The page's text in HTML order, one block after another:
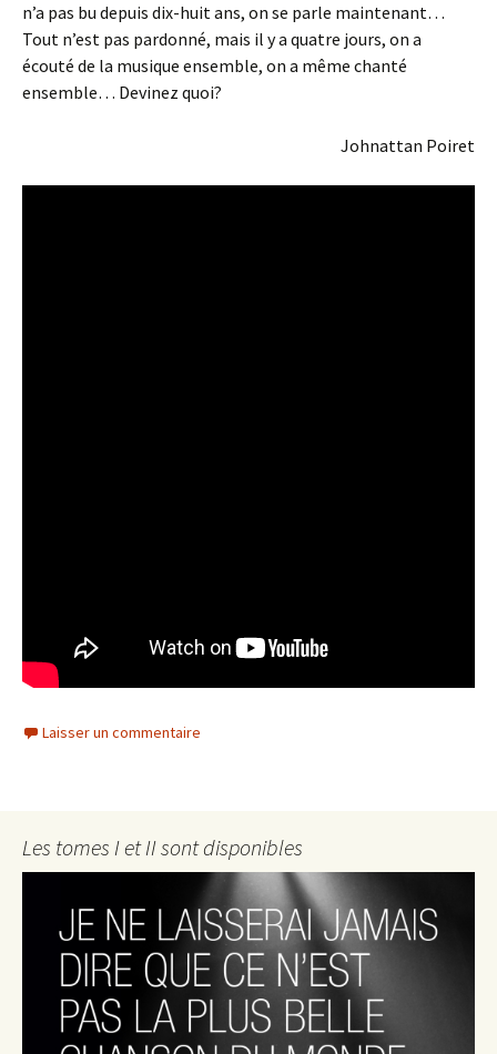
n’a pas bu depuis dix-huit ans, on se parle maintenant…
Tout n’est pas pardonné, mais il y a quatre jours, on a
écouté de la musique ensemble, on a même chanté
ensemble… Devinez quoi?
Johnattan Poiret
Laisser un commentaire
Les tomes I et II sont disponibles